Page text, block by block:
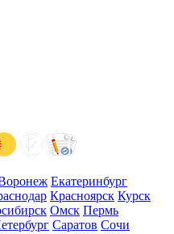
Екатеринбург
Красноярск Курск
Омск Пермь
Саратов Сочи